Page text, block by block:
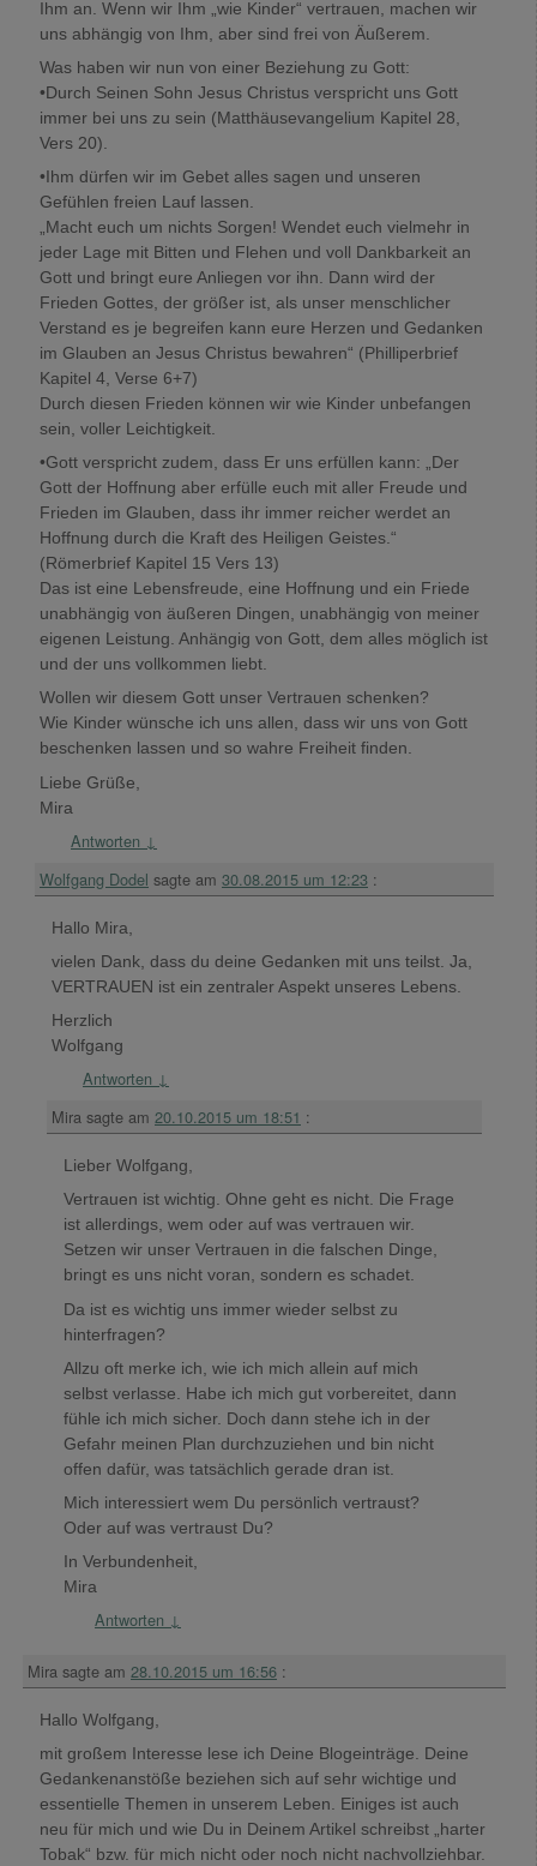
Ihm an. Wenn wir Ihm „wie Kinder“ vertrauen, machen wir
uns abhängig von Ihm, aber sind frei von Äußerem.
Was haben wir nun von einer Beziehung zu Gott:
•Durch Seinen Sohn Jesus Christus verspricht uns Gott
immer bei uns zu sein (Matthäusevangelium Kapitel 28,
Vers 20).
•Ihm dürfen wir im Gebet alles sagen und unseren
Gefühlen freien Lauf lassen.
„Macht euch um nichts Sorgen! Wendet euch vielmehr in
jeder Lage mit Bitten und Flehen und voll Dankbarkeit an
Gott und bringt eure Anliegen vor ihn. Dann wird der
Frieden Gottes, der größer ist, als unser menschlicher
Verstand es je begreifen kann eure Herzen und Gedanken
im Glauben an Jesus Christus bewahren“ (Philliperbrief
Kapitel 4, Verse 6+7)
Durch diesen Frieden können wir wie Kinder unbefangen
sein, voller Leichtigkeit.
•Gott verspricht zudem, dass Er uns erfüllen kann: „Der
Gott der Hoffnung aber erfülle euch mit aller Freude und
Frieden im Glauben, dass ihr immer reicher werdet an
Hoffnung durch die Kraft des Heiligen Geistes.“
(Römerbrief Kapitel 15 Vers 13)
Das ist eine Lebensfreude, eine Hoffnung und ein Friede
unabhängig von äußeren Dingen, unabhängig von meiner
eigenen Leistung. Anhängig von Gott, dem alles möglich ist
und der uns vollkommen liebt.
Wollen wir diesem Gott unser Vertrauen schenken?
Wie Kinder wünsche ich uns allen, dass wir uns von Gott
beschenken lassen und so wahre Freiheit finden.
Liebe Grüße,
Mira
Antworten ↓
Wolfgang Dodel sagte am 30.08.2015 um 12:23 :
Hallo Mira,
vielen Dank, dass du deine Gedanken mit uns teilst. Ja,
VERTRAUEN ist ein zentraler Aspekt unseres Lebens.
Herzlich
Wolfgang
Antworten ↓
Mira sagte am 20.10.2015 um 18:51 :
Lieber Wolfgang,
Vertrauen ist wichtig. Ohne geht es nicht. Die Frage
ist allerdings, wem oder auf was vertrauen wir.
Setzen wir unser Vertrauen in die falschen Dinge,
bringt es uns nicht voran, sondern es schadet.
Da ist es wichtig uns immer wieder selbst zu
hinterfragen?
Allzu oft merke ich, wie ich mich allein auf mich
selbst verlasse. Habe ich mich gut vorbereitet, dann
fühle ich mich sicher. Doch dann stehe ich in der
Gefahr meinen Plan durchzuziehen und bin nicht
offen dafür, was tatsächlich gerade dran ist.
Mich interessiert wem Du persönlich vertraust?
Oder auf was vertraust Du?
In Verbundenheit,
Mira
Antworten ↓
Mira sagte am 28.10.2015 um 16:56 :
Hallo Wolfgang,
mit großem Interesse lese ich Deine Blogeinträge. Deine
Gedankenanstöße beziehen sich auf sehr wichtige und
essentielle Themen in unserem Leben. Einiges ist auch
neu für mich und wie Du in Deinem Artikel schreibst „harter
Tobak“ bzw. für mich nicht oder noch nicht nachvollziehbar.